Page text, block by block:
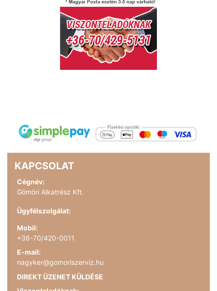
KAPCSOLAT
Cégnév:
Gömöri Alkatrész Kft.
Ügyfélszolgálat:
Mobil:
+36-70/420-0011
E-mail:
nagyker@gomoriszerviz.hu
DIREKT ÜZENET KÜLDÉSE